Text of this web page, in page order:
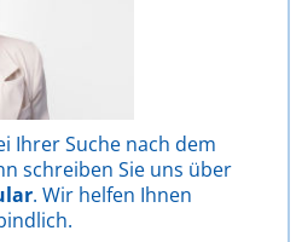
Ihrer Suche nach dem
schreiben Sie uns über
. Wir helfen Ihnen